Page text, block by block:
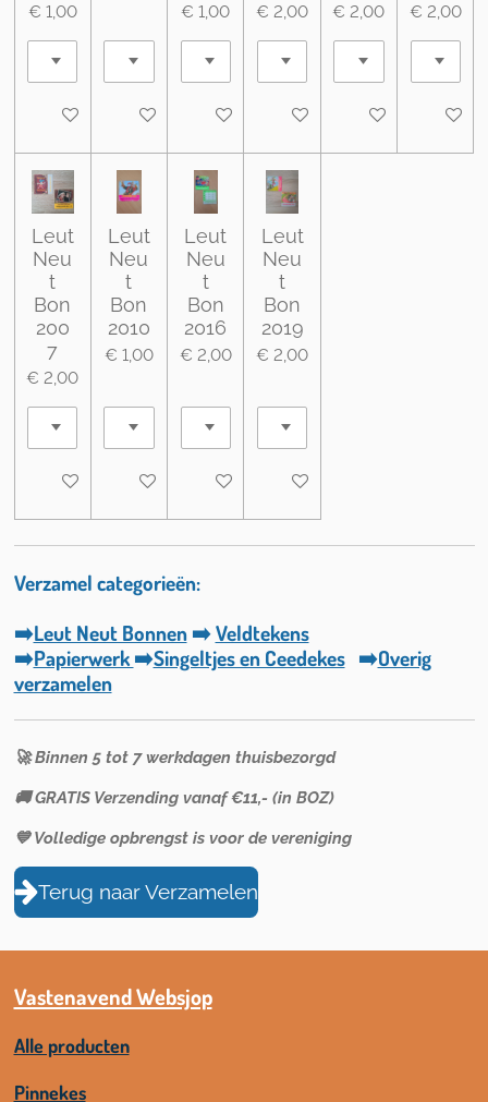
€ 1,00
In winkelwagenIn winkelwagen
€ 1,00
In winkelwagen
€ 2,00
In winkelwagen
€ 2,00
In winkelwagen
€ 2,00
In
Leut
Neu
t
Bon
200
7
€ 2,00
In winkelwagen
Leut
Neu
t
Bon
2010
€ 1,00
In winkelwagen
Leut
Neu
t
Bon
2016
€ 2,00
In winkelwagen
Leut
Neu
t
Bon
2019
€ 2,00
In winkelwagen
Verzamel categorieën:
➡️Leut Neut Bonnen ➡️Veldtekens
➡️Papierwerk ➡️Singeltjes en Ceedekes ➡️Overig
verzamelen
🚀 Binnen 5 tot 7 werkdagen thuisbezorgd
🚚 GRATIS Verzending vanaf €11,- (in BOZ)
💙 Volledige opbrengst is voor de vereniging
Terug naar Verzamelen
Vastenavend Websjop
Alle producten
Pinnekes